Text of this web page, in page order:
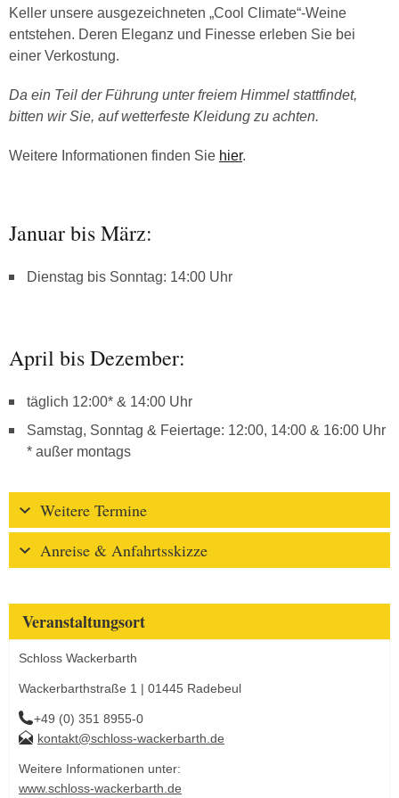
Keller unsere ausgezeichneten „Cool Climate“-Weine
entstehen. Deren Eleganz und Finesse erleben Sie bei
einer Verkostung.
Da ein Teil der Führung unter freiem Himmel stattfindet,
bitten wir Sie, auf wetterfeste Kleidung zu achten.
Weitere Informationen finden Sie hier.
Januar bis März:
Dienstag bis Sonntag: 14:00 Uhr
April bis Dezember:
täglich 12:00* & 14:00 Uhr
Samstag, Sonntag & Feiertage: 12:00, 14:00 & 16:00 Uhr
* außer montags
Weitere Termine
Anreise & Anfahrtsskizze
Veranstaltungsort
Schloss Wackerbarth
Wackerbarthstraße 1 | 01445 Radebeul
+49 (0) 351 8955-0
kontakt@schloss-wackerbarth.de
Weitere Informationen unter:
www.schloss-wackerbarth.de